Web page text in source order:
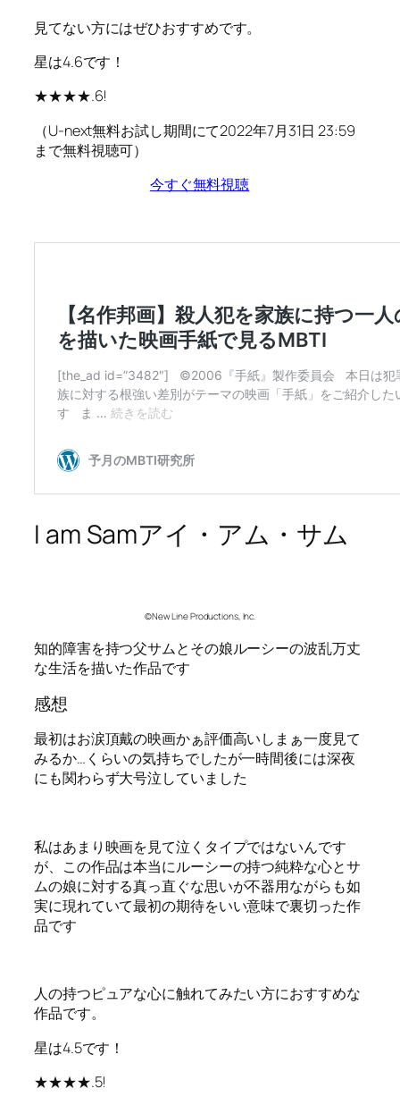
見てない方にはぜひおすすめです。
星は4.6です！
★★★★.6!
（U-next無料お試し期間にて2022年7月31日 23:59
まで無料視聴可）
今すぐ無料視聴
I am Samアイ・アム・サム
©New Line Productions, Inc.
知的障害を持つ父サムとその娘ルーシーの波乱万丈
な生活を描いた作品です
感想
最初はお涙頂戴の映画かぁ評価高いしまぁ一度見て
みるか…くらいの気持ちでしたが一時間後には深夜
にも関わらず大号泣していました
私はあまり映画を見て泣くタイプではないんです
が、この作品は本当にルーシーの持つ純粋な心とサ
ムの娘に対する真っ直ぐな思いが不器用ながらも如
実に現れていて最初の期待をいい意味で裏切った作
品です
人の持つピュアな心に触れてみたい方におすすめな
作品です。
星は4.5です！
★★★★.5!